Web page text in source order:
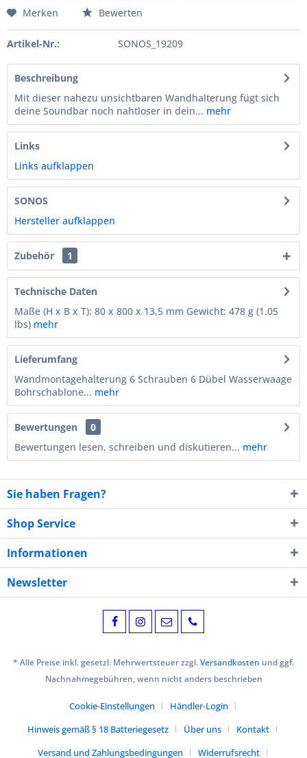
Merken Bewerten
Artikel-Nr.: SONOS_19209
Beschreibung
Mit dieser nahezu unsichtbaren Wandhalterung fügt sich
deine Soundbar noch nahtloser in dein... mehr
Links
Links aufklappen
SONOS
Hersteller aufklappen
Zubehör 1
Technische Daten
Maße (H x B x T): 80 x 800 x 13,5 mm Gewicht: 478 g (1.05
lbs) mehr
Lieferumfang
Wandmontagehalterung 6 Schrauben 6 Dübel Wasserwaage
Bohrschablone... mehr
Bewertungen
0
Bewertungen lesen, schreiben und diskutieren... mehr
Sie haben Fragen?
Shop Service
Informationen
Newsletter
* Alle Preise inkl. gesetzl. Mehrwertsteuer zzgl.Versandkosten und ggf.
Nachnahmegebühren, wenn nicht anders beschrieben
Cookie-Einstellungen
Händler-Login
Hinweis gemäß § 18 Batteriegesetz
Über uns
Kontakt
Versand und Zahlungsbedingungen
Widerrufsrecht